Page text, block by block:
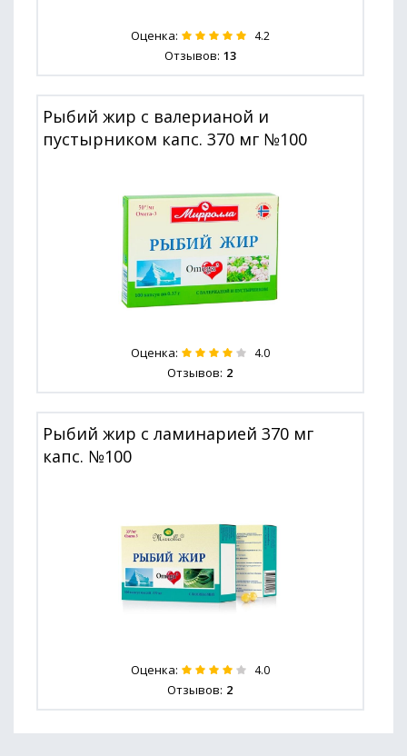
Оценка: 4.2
Отзывов: 13
Рыбий жир с валерианой и
пустырником капс. 370 мг №100
Оценка: 4.0
Отзывов: 2
Рыбий жир с ламинарией 370 мг
капс. №100
Оценка: 4.0
Отзывов: 2